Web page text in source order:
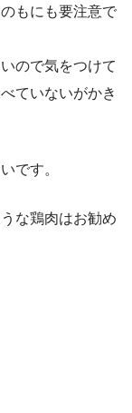
もにも要注意で
ので気をつけて
ていないがかき
です。
な鶏肉はお勧め